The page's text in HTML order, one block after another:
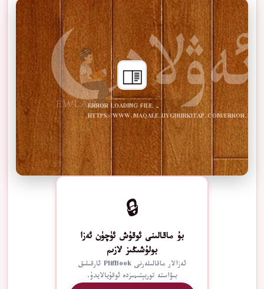
ERROR LOADING FILE -
HTTPS://WWW.MAQALE.UYGHURKITAP.COM/ERROR.PDF
🔒
بۇ ماقالىنى ئوقۇش ئۈچۈن ئەزا
بولۇشىڭىز لازىم
ئەزالار ماقالىلەرنى PlifBook ئارقىلىق
بىۋاستە توربېتىمىزدە ئوقۇيالايدۇ.